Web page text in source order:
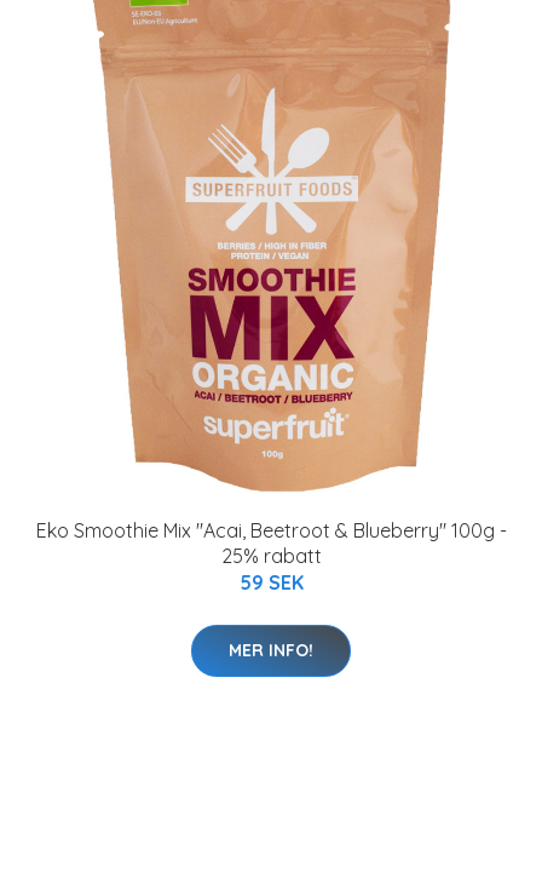
Eko Smoothie Mix "Acai, Beetroot & Blueberry" 100g -
25% rabatt
59 SEK
MER INFO!